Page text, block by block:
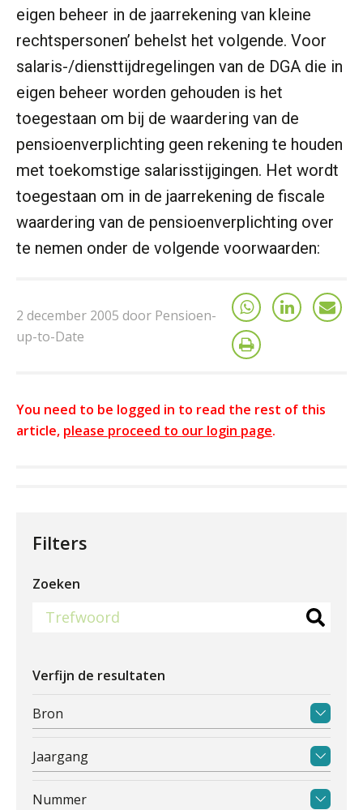
eigen beheer in de jaarrekening van kleine
rechtspersonen’ behelst het volgende. Voor
salaris-/diensttijdregelingen van de DGA die in
eigen beheer worden gehouden is het
toegestaan om bij de waardering van de
pensioenverplichting geen rekening te houden
met toekomstige salarisstijgingen. Het wordt
toegestaan om in de jaarrekening de fiscale
waardering van de pensioenverplichting over
te nemen onder de volgende voorwaarden:
2 december 2005 door Pensioen-
up-to-Date
You need to be logged in to read the rest of this
article, please proceed to our login page.
Filters
Zoeken
Verfijn de resultaten
Bron
Jaargang
Nummer